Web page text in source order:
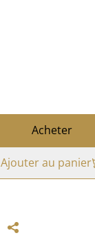
Acheter
Ajouter au panier